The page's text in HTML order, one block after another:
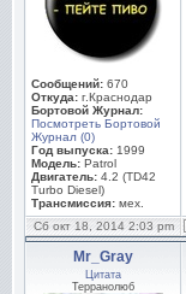
Сообщений: 670
Откуда: г.Краснодар
Бортовой Журнал:
Посмотреть Бортовой
Журнал (0)
Год выпуска: 1999
Модель: Patrol
Двигатель: 4.2 (TD42
Turbo Diesel)
Трансмиссия: мех.
Сб окт 18, 2014 2:03 pm
Mr_Gray
Цитата
Терранолюб